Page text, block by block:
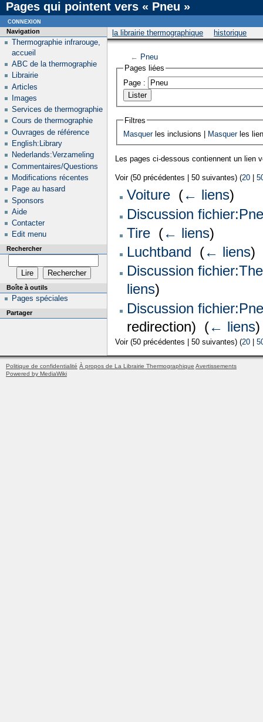
Pages qui pointent vers « Pneu »
la librairie thermographique historique
← Pneu
Pages liées
Page :
Filtres
Masquerles inclusions | Masquerles
Les pages ci-dessous contiennent un lien
Voir (50 précédentes | 50 suivantes) (20
Voiture‎ (← liens)
Discussion
Tire‎ (← liens)
Luchtband (← liens)
Discussion
liens)
Discussion
redirection) ‎ (← liens)
Voir (50 précédentes | 50 suivantes) (20
Navigation
Thermographie infrarouge,
accueil
ABC de la thermographie
Librairie
Articles
Images
Services de thermographie
Cours de thermographie
Ouvrages de référence
English:Library
Nederlands:Verzameling
Commentaires/Questions
Modifications récentes
Page au hasard
Sponsors
Aide
Contacter
Edit menu
Rechercher
Boîte à outils
Pages spéciales
Partager
connexion
Politique de confidentialité À propos de La Librairie Thermographique Avertissements
Powered by MediaWiki